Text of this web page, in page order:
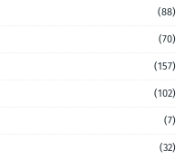
(88)
(70)
(157)
(102)
(7)
(32)